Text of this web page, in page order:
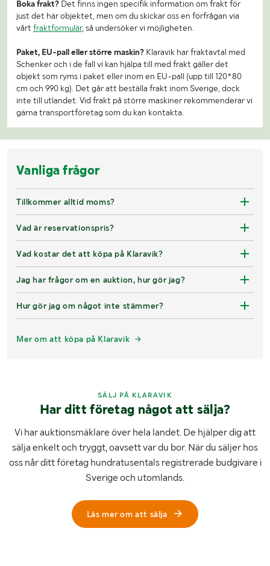
Boka frakt? Det finns ingen specifik information om frakt för
just det här objektet, men om du skickar oss en förfrågan via
vårt fraktformulär, så undersöker vi möjligheten.
Paket, EU-pall eller större maskin? Klaravik har fraktavtal med
Schenker och i de fall vi kan hjälpa till med frakt gäller det
objekt som ryms i paket eller inom en EU-pall (upp till 120*80
cm och 990 kg). Det går att beställa frakt inom Sverige, dock
inte till utlandet. Vid frakt på större maskiner rekommenderar vi
gärna transportföretag som du kan kontakta.
Vanliga frågor
Tillkommer alltid moms?
Vad är reservationspris?
Vad kostar det att köpa på Klaravik?
Jag har frågor om en auktion, hur gör jag?
Hur gör jag om något inte stämmer?
Mer om att köpa på Klaravik
SÄLJ PÅ KLARAVIK
Har ditt företag något att sälja?
Vi har auktionsmäklare över hela landet. De hjälper dig att
sälja enkelt och tryggt, oavsett var du bor. När du säljer hos
oss når ditt företag hundratusentals registrerade budgivare i
Sverige och utomlands.
Läs mer om att sälja